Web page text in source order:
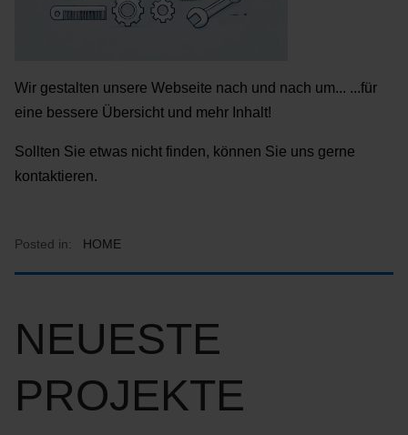
Wir gestalten unsere Webseite nach und nach um... ...für
eine bessere Übersicht und mehr Inhalt!
Sollten Sie etwas nicht finden, können Sie uns gerne
kontaktieren.
Posted in: HOME
NEUESTE
PROJEKTE